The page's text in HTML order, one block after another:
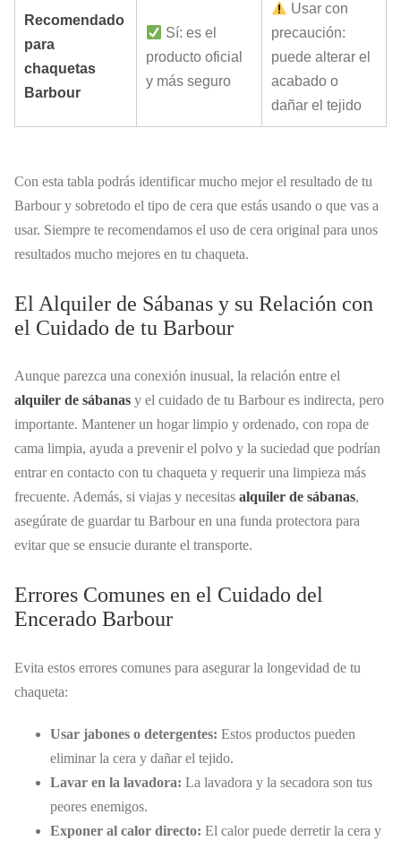
Recomendado
para
chaquetas
Barbour
Sí: es el
producto oficial
y más seguro
Usar con
precaución:
puede alterar el
acabado o
dañar el tejido
Con esta tabla podrás identificar mucho mejor el resultado de tu
Barbour y sobretodo el tipo de cera que estás usando o que vas a
usar. Siempre te recomendamos el uso de cera original para unos
resultados mucho mejores en tu chaqueta.
El Alquiler de Sábanas y su Relación con
el Cuidado de tu Barbour
Aunque parezca una conexión inusual, la relación entre el
alquiler de sábanas y el cuidado de tu Barbour es indirecta, pero
importante. Mantener un hogar limpio y ordenado, con ropa de
cama limpia, ayuda a prevenir el polvo y la suciedad que podrían
entrar en contacto con tu chaqueta y requerir una limpieza más
frecuente. Además, si viajas y necesitas alquiler de sábanas,
asegúrate de guardar tu Barbour en una funda protectora para
evitar que se ensucie durante el transporte.
Errores Comunes en el Cuidado del
Encerado Barbour
Evita estos errores comunes para asegurar la longevidad de tu
chaqueta:
Usar jabones o detergentes: Estos productos pueden
eliminar la cera y dañar el tejido.
Lavar en la lavadora: La lavadora y la secadora son tus
peores enemigos.
Exponer al calor directo: El calor puede derretir la cera y